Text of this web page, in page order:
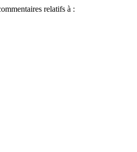
relatifs à :